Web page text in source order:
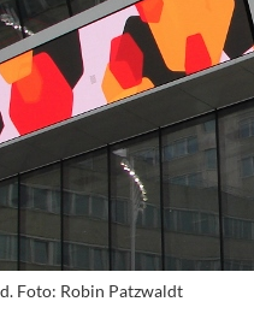
Foto: Robin Patzwaldt